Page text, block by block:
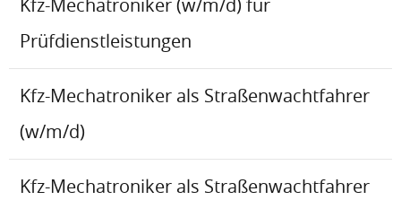
Kfz-Mechatroniker (w/m/d) für
Prüfdienstleistungen
Kfz-Mechatroniker als Straßenwachtfahrer
(w/m/d)
Kfz-Mechatroniker als Straßenwachtfahrer